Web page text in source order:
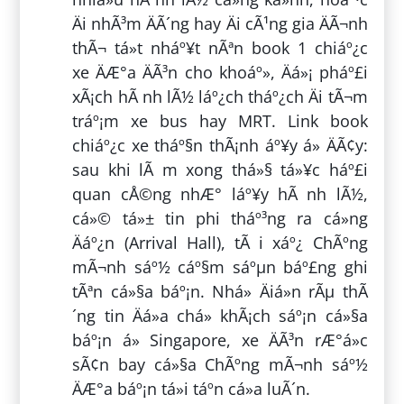
Äi nhÃ³m ÄÃ´ng hay Äi cÃ¹ng gia ÄÃ¬nh
thÃ¬ tá»t nháº¥t nÃªn book 1 chiáº¿c
xe ÄÆ°a ÄÃ³n cho khoáº», Äá»¡ pháº£i
xÃ¡ch hÃ nh lÃ½ láº¿ch tháº¿ch Äi tÃ¬m
tráº¡m xe bus hay MRT. Link book
chiáº¿c xe tháº§n thÃ¡nh áº¥y á» ÄÃ¢y:
sau khi lÃ m xong thá»§ tá»¥c háº£i
quan cÅ©ng nhÆ° láº¥y hÃ nh lÃ½,
cá»© tá»± tin phi tháº³ng ra cá»ng
Äáº¿n (Arrival Hall), tÃ i xáº¿ ChÃºng
mÃ¬nh sáº½ cáº§m sáºµn báº£ng ghi
tÃªn cá»§a báº¡n. Nhá» Äiá»n rÃµ thÃ
´ng tin Äá»a chá» khÃ¡ch sáº¡n cá»§a
báº¡n á» Singapore, xe ÄÃ³n rÆ°á»c
sÃ¢n bay cá»§a ChÃºng mÃ¬nh sáº½
ÄÆ°a báº¡n tá»i táº­n cá»­a luÃ´n.